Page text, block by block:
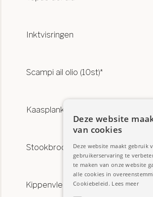
Inktvisringen
Scampi ail olio (10st)*
Kaasplankje
Stookbrood kruidenboter
Kippenvleugeltjes
Deze website
van cookies
Deze website maakt gebruik
gebruikerservaring te
te maken van onze website
alle cookies in
Cookiebeleid. Lees meer